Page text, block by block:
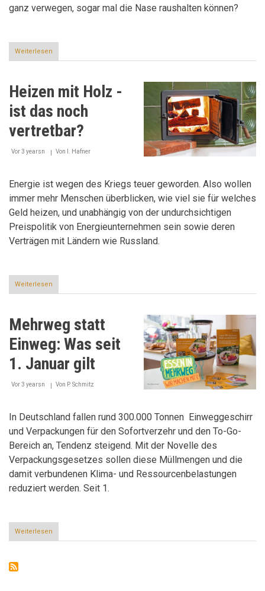
ganz verwegen, sogar mal die Nase raushalten können?
Weiterlesen
Digitalisierung
oder
Heizen mit Holz -
ist das noch
vertretbar?
Vor 3 yearsn Von I. Hafner
Energie ist wegen des Kriegs teuer geworden. Also wollen
immer mehr Menschen überblicken, wie viel sie für welches
Geld heizen, und unabhängig von der undurchsichtigen
Preispolitik von Energieunternehmen sein sowie deren
Verträgen mit Ländern wie Russland.
Weiterlesen
Heizen
-
das
noch
vertretbar?
Mehrweg statt
Einweg: Was seit
1. Januar gilt
Vor 3 yearsn Von P. Schmitz
In Deutschland fallen rund 300.000 Tonnen Einweggeschirr
und Verpackungen für den Sofortverzehr und den To-Go-
Bereich an, Tendenz steigend. Mit der Novelle des
Verpackungsgesetzes sollen diese Müllmengen und die
damit verbundenen Klima- und Ressourcenbelastungen
reduziert werden. Seit 1.
Weiterlesen
Mehrweg